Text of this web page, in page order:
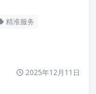
精准服务
2025年12月11日